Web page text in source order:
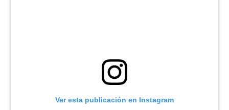
Ver esta publicación en Instagram